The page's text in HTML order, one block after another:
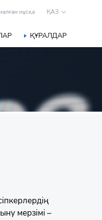
нұсқа ҚАЗ
ҚҰРАЛДАР
мерзімі –